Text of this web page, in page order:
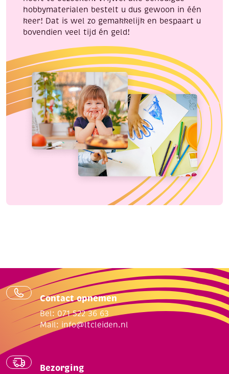
hobbymaterialen bestelt u dus gewoon in één
keer! Dat is wel zo gemakkelijk en bespaart u
bovendien veel tijd én geld!
Contact opnemen
Bel: 071 522 36 63
Mail: info@ltcleiden.nl
Bezorging